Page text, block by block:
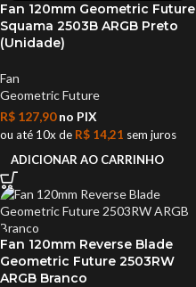
Fan 120mm Geometric Future
Squama 2503B ARGB Preto
(Unidade)
Fan
Geometric Future
R$ 127,90no PIX
ou até 10x de R$ 14,21 sem juros
ADICIONAR AO CARRINHO
Fan 120mm Reverse Blade
Geometric Future 2503RW
ARGB Branco